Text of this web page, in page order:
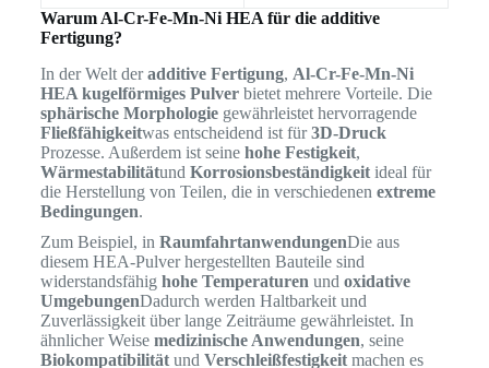
Warum Al-Cr-Fe-Mn-Ni HEA für die additive
Fertigung?
In der Welt deradditive Fertigung, Al-Cr-Fe-Mn-Ni
HEA kugelförmiges Pulverbietet mehrere Vorteile. Die
sphärische Morphologiegewährleistet hervorragende
Fließfähigkeitwas entscheidend ist für3D-Druck
Prozesse. Außerdem ist seine hohe Festigkeit,
Wärmestabilitätund Korrosionsbeständigkeitideal für
die Herstellung von Teilen, die in verschiedenen extreme
Bedingungen.
Zum Beispiel, in RaumfahrtanwendungenDie aus
diesem HEA-Pulver hergestellten Bauteile sind
widerstandsfähig hohe Temperaturen und oxidative
UmgebungenDadurch werden Haltbarkeit und
Zuverlässigkeit über lange Zeiträume gewährleistet. In
ähnlicher Weise medizinische Anwendungen, seine
Biokompatibilitätund Verschleißfestigkeitmachen es